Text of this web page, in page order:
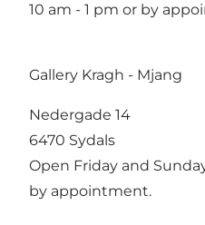
10 am - 1 pm or by
Gallery Kragh - Mjang
Nedergade 14
6470 Sydals
Open Friday and
by appointment.